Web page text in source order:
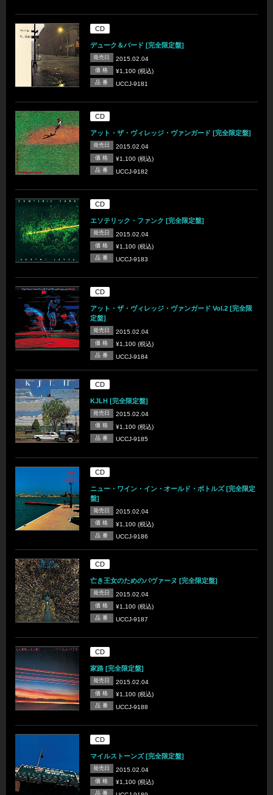
CD
デューク＆バード [完全限定盤]
発売日 2015.02.04
価 格 ¥1,100 (税込)
品 番 UCCJ-9181
CD
アット・ザ・ヴィレッジ・ヴァンガード [完全限定盤]
発売日 2015.02.04
価 格 ¥1,100 (税込)
品 番 UCCJ-9182
CD
エソテリック・ファンク [完全限定盤]
発売日 2015.02.04
価 格 ¥1,100 (税込)
品 番 UCCJ-9183
CD
アット・ザ・ヴィレッジ・ヴァンガード Vol.2 [完全限
定盤]
発売日 2015.02.04
価 格 ¥1,100 (税込)
品 番 UCCJ-9184
CD
KJLH [完全限定盤]
発売日 2015.02.04
価 格 ¥1,100 (税込)
品 番 UCCJ-9185
CD
ニュー・ワイン・イン・オールド・ボトルズ [完全限定
盤]
発売日 2015.02.04
価 格 ¥1,100 (税込)
品 番 UCCJ-9186
CD
亡き王女のためのパヴァーヌ [完全限定盤]
発売日 2015.02.04
価 格 ¥1,100 (税込)
品 番 UCCJ-9187
CD
家路 [完全限定盤]
発売日 2015.02.04
価 格 ¥1,100 (税込)
品 番 UCCJ-9188
CD
マイルストーンズ [完全限定盤]
発売日 2015.02.04
価 格 ¥1,100 (税込)
品 番